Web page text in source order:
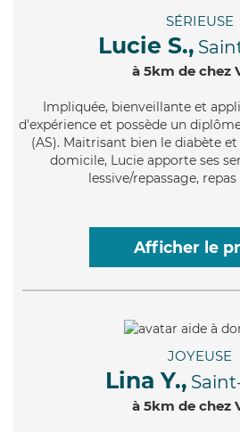
SÉRIEUSE
Lucie S.,
à 5km de chez
Impliquée, bienveillante et
d'expérience et possède un
(AS). Maitrisant bien le diabète
domicile, Lucie apporte ses
lessive/repassage,
Afficher le
JOYEUSE
Lina Y.,
à 5km de chez